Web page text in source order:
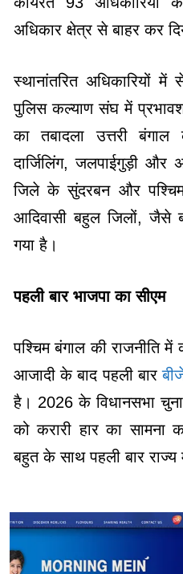
अधिकार क्षेत्र से बाहर कर
स्थानांतरित अधिकारियों
पुलिस कल्याण संघ में
का तबादला उत्तरी
दार्जिलिंग, जलपाईगुड़ी और
जिले के सुंदरबन और
आदिवासी बहुल जिलों, जैसे
गया है।
पहली बार भाजपा का सीएम
पश्चिम बंगाल की राजनीति
आजादी के बाद पहली बार
है। 2026 के विधानसभा
को करारी हार का सामना
बहुत के साथ पहली बार राज्य